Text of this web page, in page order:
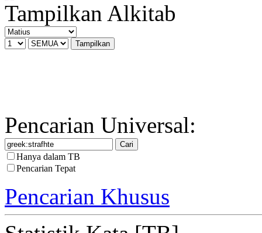
Tampilkan Alkitab
Pencarian Universal:
Hanya dalam TB
Pencarian Tepat
Pencarian Khusus